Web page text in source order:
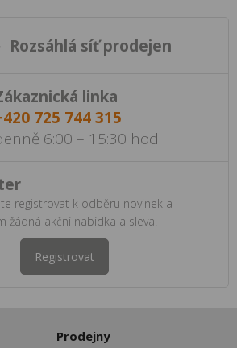
Rozsáhlá síť prodejen
linka
725 744 315
6:00 – 15:30 hod
registrovat k odběru novinek a
žádná akční nabídka a sleva!
Registrovat
Prodejny